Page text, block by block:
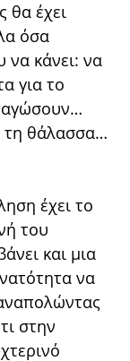
θα έχει
όσα
κάνει: να
για το
τη θάλασσα…
έχει το
του
και μια
να
στην